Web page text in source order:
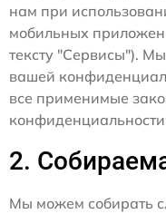
нам при
мобильных
тексту "Сервисы").
вашей
все применимые
2.
Мы можем собирать